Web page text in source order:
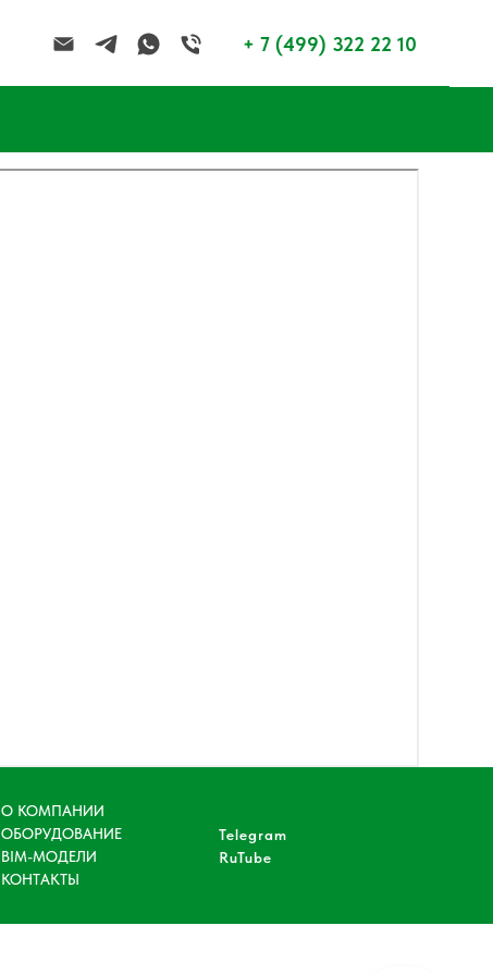
+ 7 (499) 322 22 10
О КОМПАНИИ
ОБОРУДОВАНИЕ
BIM-МОДЕЛИ
КОНТАКТЫ
Telegram
RuTube